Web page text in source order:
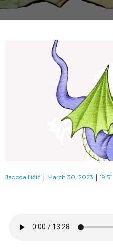
Jagoda Iličić | March 30, 2023 | 19:51